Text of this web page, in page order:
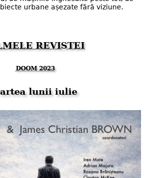
urbane așezate fără viziune.
REVISTEI
DOOM 2023
lunii iulie